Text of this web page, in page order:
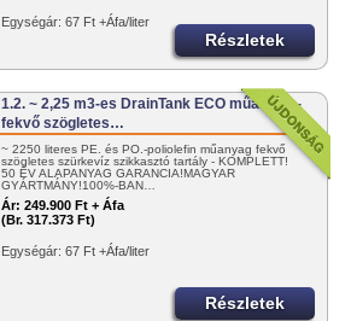
Egységár: 67 Ft +Áfa/liter
Részletek
1.2. ~ 2,25 m3-es DrainTank ECO műanyag -
fekvő szögletes…
~ 2250 literes PE. és PO.-poliolefin műanyag fekvő
szögletes szürkevíz szikkasztó tartály - KOMPLETT!
50 ÉV ALAPANYAG GARANCIA!MAGYAR
GYÁRTMÁNY!100%-BAN…
Ár: 249.900 Ft + Áfa
(Br. 317.373 Ft)
Egységár: 67 Ft +Áfa/liter
Részletek